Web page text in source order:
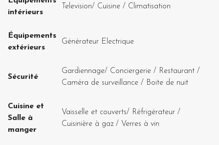
intérieurs
Television/ Cuisine / Climatisation
Équipements
extérieurs
Générateur Electrique
Sécurité
Gardiennage/ Conciergerie / Restaurant /
Caméra de surveillance / Boite de nuit
Cuisine et
Salle à
manger
Vaisselle et couverts/ Réfrigérateur /
Cuisinière à gaz / Verres à vin